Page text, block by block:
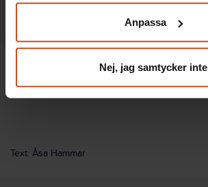
integritet@suntarbetsliv.se.Anpassa
Nej, jag samtycker inte
Text: Åsa Hammar